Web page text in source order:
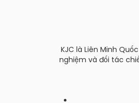
KJC là Liên Minh
nghiệm và đối tác